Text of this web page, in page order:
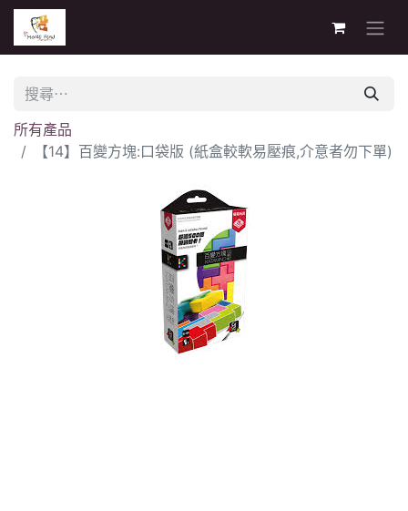
所有產品
【14】百變方塊:口袋版 (紙盒較軟易壓痕,介意者勿下單)